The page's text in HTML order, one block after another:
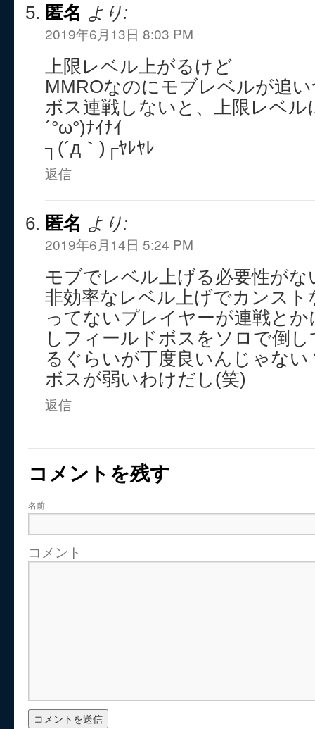
匿名 より:
2019年6月13日 8:03 PM
上限レベル上がるけど
MMROなのにモブレベルが追
ボス連戦しないと、上限レベ
´°ω°)ﾅｲﾅｲ
┐(´д｀)┌ﾔﾚﾔﾚ
返信
匿名 より:
2019年6月14日 5:24 PM
モブでレベル上げる必要性がな
非効率なレベル上げでカンス
ってないプレイヤーが連戦と
しフィールドボスをソロで倒
るぐらいが丁度良いんじゃな
ボスが弱いわけだし(笑)
返信
コメントを残す
名前
コメント